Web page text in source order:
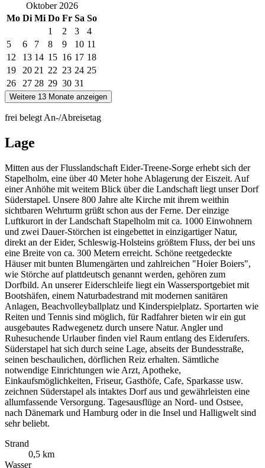
Oktober 2026
Mo Di Mi Do Fr Sa So
1
2 3
4
5
6 7 8 9 10 11
12
13 14 15 16 17 18
19
20 21 22 23 24 25
26
27 28 29 30 31
Weitere 13 Monate anzeigen
frei belegt An-/Abreisetag
Lage
Mitten aus der Flusslandschaft Eider-Treene-Sorge erhebt sich der
Stapelholm, eine über 40 Meter hohe Ablagerung der Eiszeit. Auf
einer Anhöhe mit weitem Blick über die Landschaft liegt unser Dorf
Süderstapel. Unsere 800 Jahre alte Kirche mit ihrem weithin
sichtbaren Wehrturm grüßt schon aus der Ferne. Der einzige
Luftkurort in der Landschaft Stapelholm mit ca. 1000 Einwohnern
und zwei Dauer-Störchen ist eingebettet in einzigartiger Natur,
direkt an der Eider, Schleswig-Holsteins größtem Fluss, der bei uns
eine Breite von ca. 300 Metern erreicht. Schöne reetgedeckte
Häuser mit bunten Blumengärten und zahlreichen "Hoier Boiers",
wie Störche auf plattdeutsch genannt werden, gehören zum
Dorfbild. An unserer Eiderschleife liegt ein Wassersportgebiet mit
Bootshäfen, einem Naturbadestrand mit modernen sanitären
Anlagen, Beachvolleyballplatz und Kinderspielplatz. Sportarten wie
Reiten und Tennis sind möglich, für Radfahrer bieten wir ein gut
ausgebautes Radwegenetz durch unsere Natur. Angler und
Ruhesuchende Urlauber finden viel Raum entlang des Eiderufers.
Süderstapel hat sich durch seine Lage, abseits der Bundesstraße,
seinen beschaulichen, dörflichen Reiz erhalten. Sämtliche
notwendige Einrichtungen wie Arzt, Apotheke,
Einkaufsmöglichkeiten, Friseur, Gasthöfe, Cafe, Sparkasse usw.
zeichnen Süderstapel als intaktes Dorf aus und gewährleisten eine
allumfassende Versorgung. Tagesausflüge an Nord- und Ostsee,
nach Dänemark und Hamburg oder in die Insel und Halligwelt sind
sehr beliebt.
Strand
0,5 km
Wasser